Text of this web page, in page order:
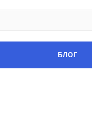
БЛОГ